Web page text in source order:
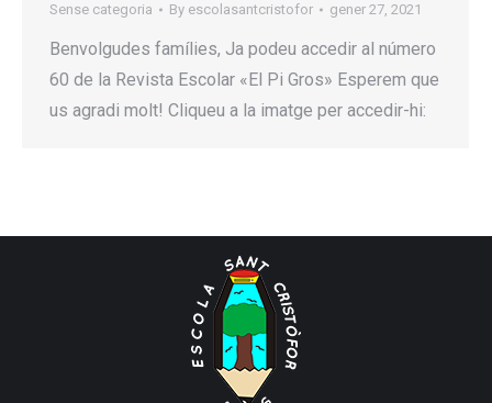
Sense categoria By escolasantcristofor gener 27, 2021
Benvolgudes famílies, Ja podeu accedir al número
60 de la Revista Escolar «El Pi Gros» Esperem que
us agradi molt! Cliqueu a la imatge per accedir-hi: